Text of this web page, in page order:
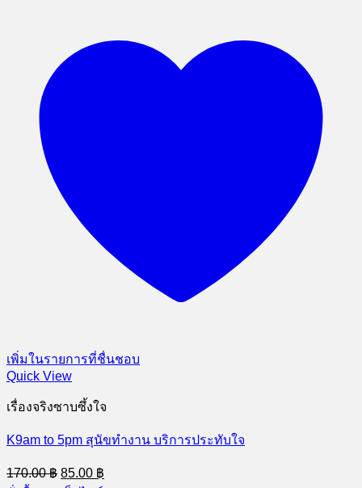
เพิ่มในรายการที่ชื่นชอบ
Quick View
เรื่องจริงซาบซึ้งใจ
K9am to 5pm สุนัขทำงาน บริการประทับใจ
170.00฿ Original
price
85.00 ฿
price